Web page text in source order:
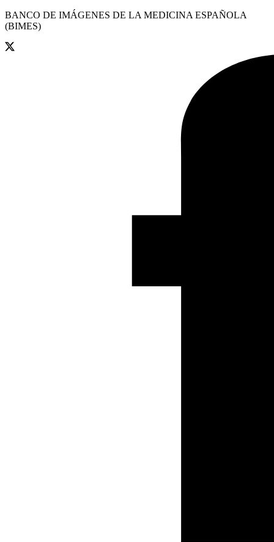
BANCO DE IMÁGENES DE LA MEDICINA ESPAÑOLA
(BIMES)